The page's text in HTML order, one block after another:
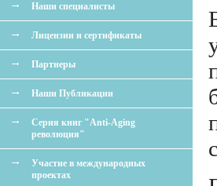
Наши специалисты
Лицензии и сертификаты
Партнеры
Наши Публикации
Серия книг "Anti-Aging
революция"
Участие в международных
проектах